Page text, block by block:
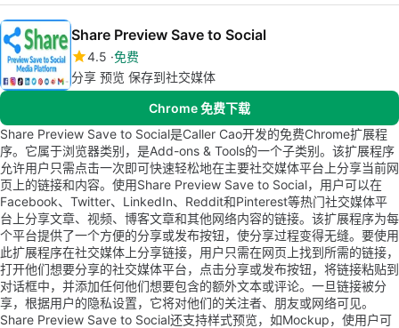
Share Preview Save to Social
4.5 免费
分享 预览 保存到社交媒体
Chrome 免费下载
Share Preview Save to Social是Caller Cao开发的免费Chrome扩展程
序。它属于浏览器类别，是Add-ons & Tools的一个子类别。该扩展程序
允许用户只需点击一次即可快速轻松地在主要社交媒体平台上分享当前网
页上的链接和内容。使用Share Preview Save to Social，用户可以在
Facebook、Twitter、LinkedIn、Reddit和Pinterest等热门社交媒体平
台上分享文章、视频、博客文章和其他网络内容的链接。该扩展程序为每
个平台提供了一个方便的分享或发布按钮，使分享过程变得无缝。要使用
此扩展程序在社交媒体上分享链接，用户只需在网页上找到所需的链接，
打开他们想要分享的社交媒体平台，点击分享或发布按钮，将链接粘贴到
对话框中，并添加任何他们想要包含的额外文本或评论。一旦链接被分
享，根据用户的隐私设置，它将对他们的关注者、朋友或网络可见。
Share Preview Save to Social还支持样式预览，如Mockup，使用户可